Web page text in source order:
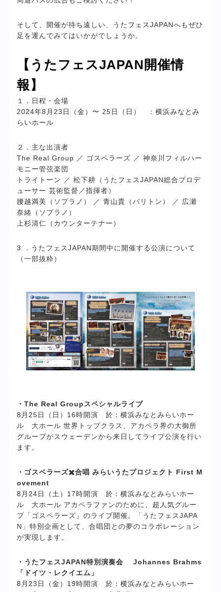
そして、開催が待ち遠しい、うたフェスJAPANへもぜひ
足を運んでみてはいかがでしょうか。
【うたフェスJAPAN開催情
報】
１．日程・会場
2024年8月23日（金）〜 25日（日） ：横浜みなとみ
らいホール
２．主な出演者
The Real Group ／ ゴスペラーズ ／ 神奈川フィルハー
モニー管弦楽団
トライトーン ／ 松下耕（うたフェスJAPAN総合プロデ
ューサー 芸術監督／指揮者）
腰越満美（ソプラノ） ／ 青山貴（バリトン） ／ 広瀬
奈緒（ソプラノ）
上杉清仁（カウンターテナー）
3 ．うたフェスJAPAN期間中に開催する公演について
（一部抜粋）
・The Real Groupスペシャルライブ
8月25日（日）16時開演 於：横浜みなとみらいホー
ル 大ホール 世界トップクラス、アカペラ界の大御所
グループがスウェーデンから来日してライブ公演を行い
ます。
・ゴスペラーズ✖️合唱 みらいうたプロジェクト First M
ovement
8月24日（土）17時開演 於：横浜みなとみらいホー
ル 大ホール アカペラファンのために、超人気グルー
プ「ゴスペラーズ」のライブ開催。「うたフェスJAPA
N」特別企画として、合唱団との夢のコラボレーション
が実現します。
・うたフェスJAPAN特別演奏会 Johannes Brahms
「ドイツ・レクイエム」
8月23日（金）19時開演 於：横浜みなとみらいホー